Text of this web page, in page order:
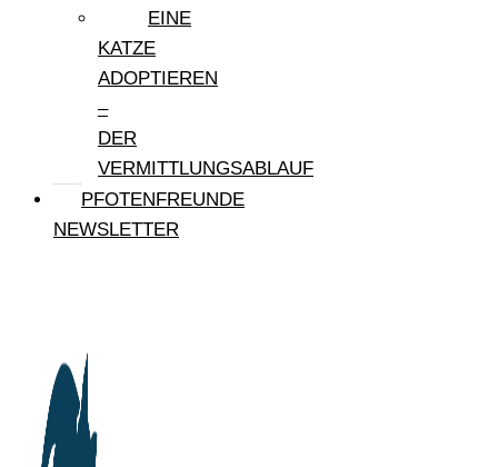
EINE
KATZE
ADOPTIEREN
–
DER
VERMITTLUNGSABLAUF
PFOTENFREUNDE
NEWSLETTER